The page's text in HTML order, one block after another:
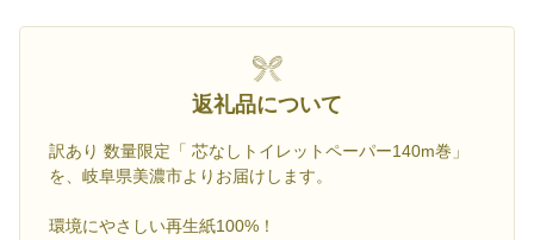
返礼品について
訳あり 数量限定「 芯なしトイレットペーパー140m巻」
を、岐阜県美濃市よりお届けします。
環境にやさしい再生紙100%！